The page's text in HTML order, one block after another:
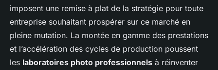
imposent une remise à plat de la stratégie pour toute
entreprise souhaitant prospérer sur ce marché en
pleine mutation. La montée en gamme des prestations
et l’accélération des cycles de production poussent
les laboratoires photo professionnels à réinventer